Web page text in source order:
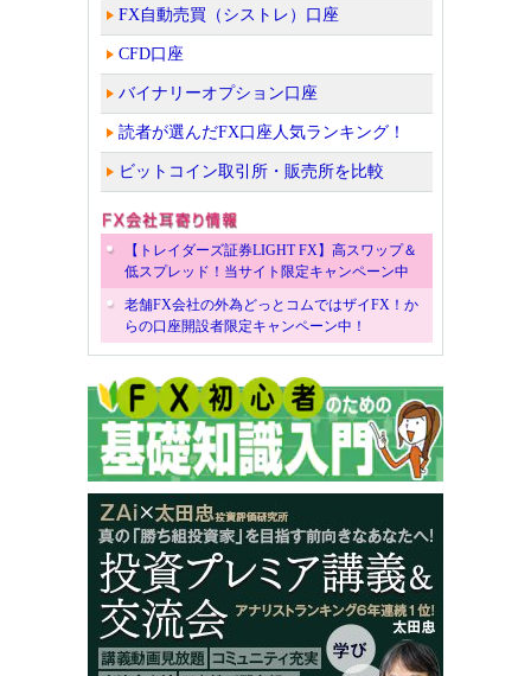
FX自動売買（シストレ）口座
CFD口座
バイナリーオプション口座
読者が選んだFX口座人気ランキング！
ビットコイン取引所・販売所を比較
【トレイダーズ証券LIGHT FX】高スワップ＆
低スプレッド！当サイト限定キャンペーン中
老舗FX会社の外為どっとコムではザイFX！か
らの口座開設者限定キャンペーン中！